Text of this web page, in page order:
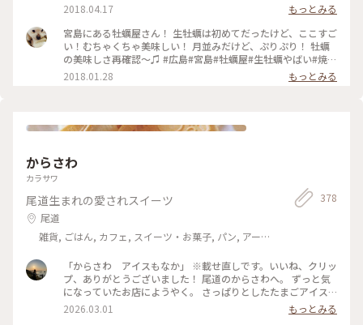
2018.04.17
もっとみる
宮島にある牡蠣屋さん！ 生牡蠣は初めてだったけど、ここすご
い！むちゃくちゃ美味しい！ 月並みだけど、ぷりぷり！ 牡蠣
の美味しさ再確認〜♫ #広島#宮島#牡蠣屋#生牡蠣やばい#焼き
牡蠣もやばい#お金いくらあっても足りない#旬
2018.01.28 もっとみる
からさわ
カラサワ
尾道生まれの愛されスイーツ
尾道
雑貨, ごはん, カフェ, スイーツ・お菓子, パン, アー
跡, ホテル・宿, おみやげ
378
「からさわ アイスもなか」 ※載せ直しです。いいね、クリッ
プ、ありがとうございました！ 尾道のからさわへ。 ずっと気
になっていたお店にようやく。 さっぱりとしたたまごアイス
をパリパリのもなかで挟んでありとってもおいしい！ 暖かい
日だったので、すぐ近くの港で食べました✨ #からさわ #尾道
2026.03.01
もっとみる